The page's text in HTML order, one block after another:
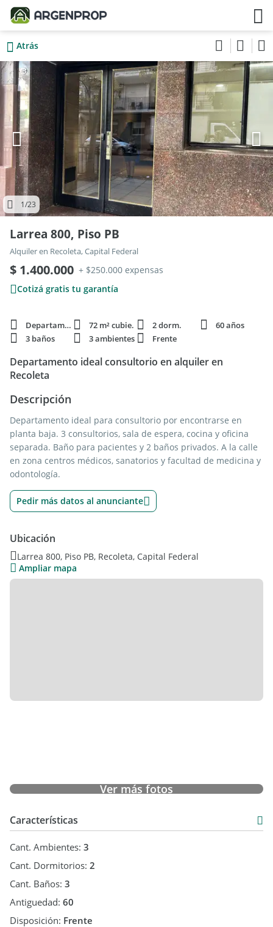
Atrás
1/23
Larrea 800, Piso PB
Alquiler en Recoleta, Capital Federal
$ 1.400.000 + $250.000 expensas
Cotizá gratis tu garantía
Departamento 72 m² cubie. 2 dorm.
60 años
3 baños
3 ambientes Frente
Departamento ideal consultorio en alquiler en
Recoleta
Descripción
Departamento ideal para consultorio por encontrarse en
planta baja. 3 consultorios, sala de espera, cocina y oficina
separada. Baño para pacientes y 2 baños privados. A la calle
en zona centros médicos, sanatorios y facultad de medicina y
odontología.
Pedir más datos al anunciante
Ubicación
Larrea 800, Piso PB, Recoleta, Capital Federal
Ampliar mapa
Ver más fotos
Características
Cant. Ambientes: 3
Cant. Dormitorios: 2
Cant. Baños: 3
Antiguedad: 60
Disposición: Frente